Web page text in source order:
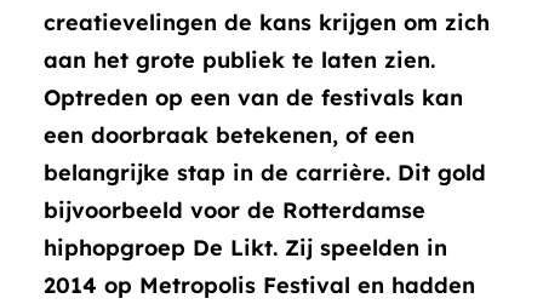
creatievelingen de kans krijgen om zich
aan het grote publiek te laten zien.
Optreden op een van de festivals kan
een doorbraak betekenen, of een
belangrijke stap in de carrière. Dit gold
bijvoorbeeld voor de Rotterdamse
hiphopgroep De Likt. Zij speelden in
2014 op Metropolis Festival en hadden